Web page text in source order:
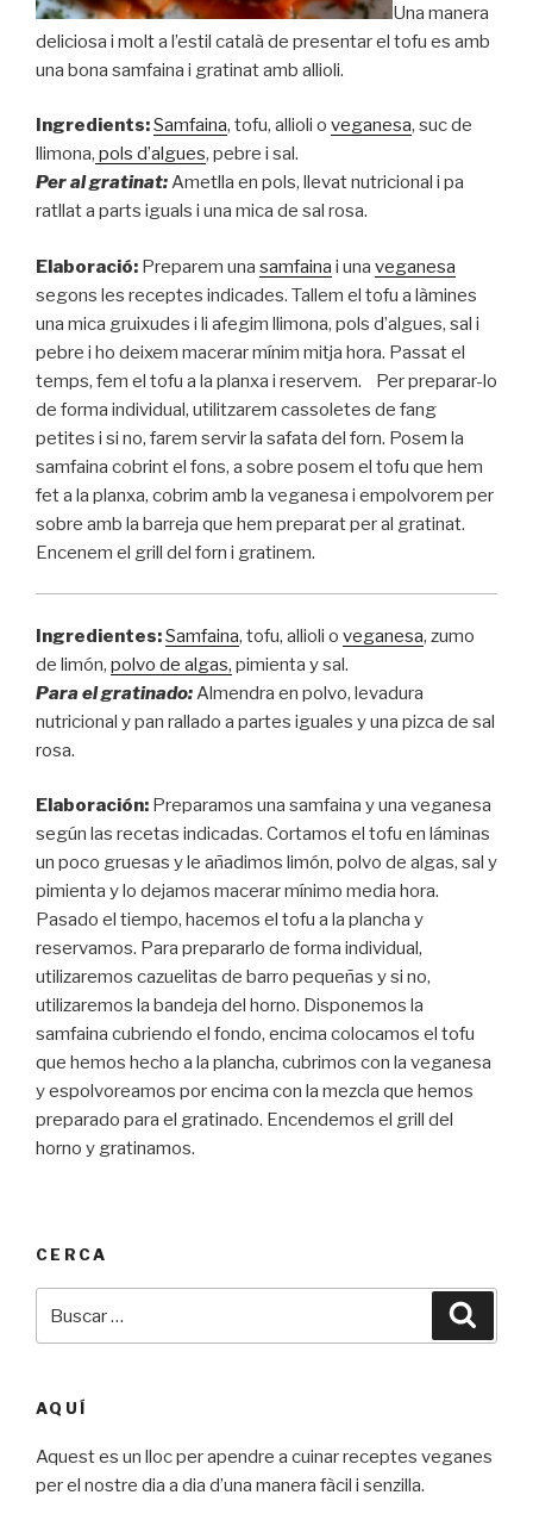
Una manera
deliciosa i molt a l’estil català de presentar el tofu es amb
una bona samfaina i gratinat amb allioli.
Ingredients:Samfaina, tofu, allioli o veganesa, suc de
llimona, pols d’algues, pebre i sal.
Per al gratinat:Ametlla en pols, llevat nutricional i pa
ratllat a parts iguals i una mica de sal rosa.
Elaboració: Preparem una samfaina i una veganesa
segons les receptes indicades. Tallem el tofu a làmines
una mica gruixudes i li afegim llimona, pols d’algues, sal i
pebre i ho deixem macerar mínim mitja hora. Passat el
temps, fem el tofu a la planxa i reservem. Per preparar-lo
de forma individual, utilitzarem cassoletes de fang
petites i si no, farem servir la safata del forn. Posem la
samfaina cobrint el fons, a sobre posem el tofu que hem
fet a la planxa, cobrim amb la veganesa i empolvorem per
sobre amb la barreja que hem preparat per al gratinat.
Encenem el grill del forn i gratinem.
Ingredientes:Samfaina, tofu, allioli o veganesa, zumo
de limón, polvo de algas, pimienta y sal.
Para el gratinado:Almendra en polvo, levadura
nutricional y pan rallado a partes iguales y una pizca de sal
rosa.
Elaboración: Preparamos una samfaina y una veganesa
según las recetas indicadas. Cortamos el tofu en láminas
un poco gruesas y le añadimos limón, polvo de algas, sal y
pimienta y lo dejamos macerar mínimo media hora.
Pasado el tiempo, hacemos el tofu a la plancha y
reservamos. Para prepararlo de forma individual,
utilizaremos cazuelitas de barro pequeñas y si no,
utilizaremos la bandeja del horno. Disponemos la
samfaina cubriendo el fondo, encima colocamos el tofu
que hemos hecho a la plancha, cubrimos con la veganesa
y espolvoreamos por encima con la mezcla que hemos
preparado para el gratinado. Encendemos el grill del
horno y gratinamos.
CERCA
AQUÍ
Aquest es un lloc per apendre a cuinar receptes veganes
per el nostre dia a dia d’una manera fàcil i senzilla.